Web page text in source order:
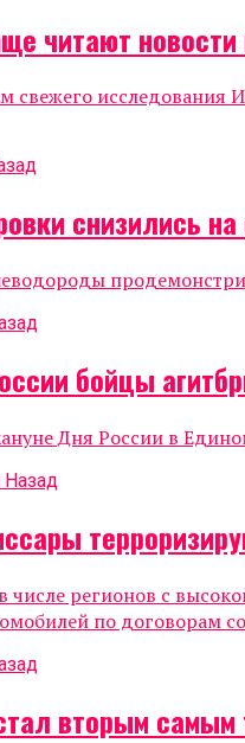
читают
свежего
снизились
бойцы
Дня России в
Назад
числе регионов с
по договорам
вторым